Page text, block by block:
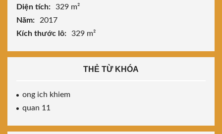
Diện tích:
329 m²
Năm:
2017
Kích thước lô:
329 m²
THẺ TỪ KHÓA
ong ich khiem
quan 11